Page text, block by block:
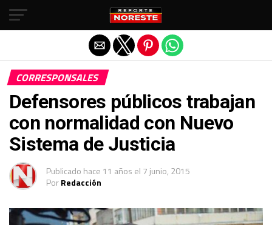
CORRESPONSALES
Defensores públicos trabajan
con normalidad con Nuevo
Sistema de Justicia
Publicado hace 11 años el 7 junio, 2015
PorRedacción
Salir de la versión móvil